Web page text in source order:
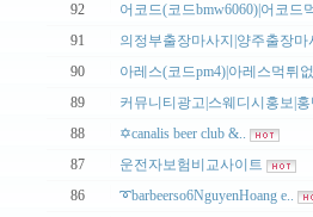
92
어코드(코드bmw6060)|어코드
91
의정부출장마사지|양주출장마
90
아레스(코드pm4)|아레스먹튀
89
커뮤니티광고|스웨디시홍보|
88
✡️canalis beer club &..
87
운전자보험비교사이트
86
➰barbeerso6NguyenHoang e..